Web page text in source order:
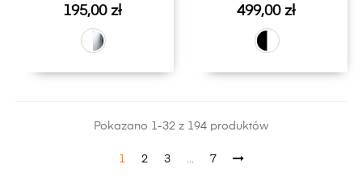
Cena
195,00 zł Cena
499,00 zł
Pokazano 1-32 z 194 produktów
1 2 3 … 7